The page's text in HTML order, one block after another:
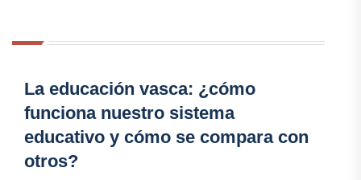
La educación vasca: ¿cómo
funciona nuestro sistema
educativo y cómo se compara con
otros?